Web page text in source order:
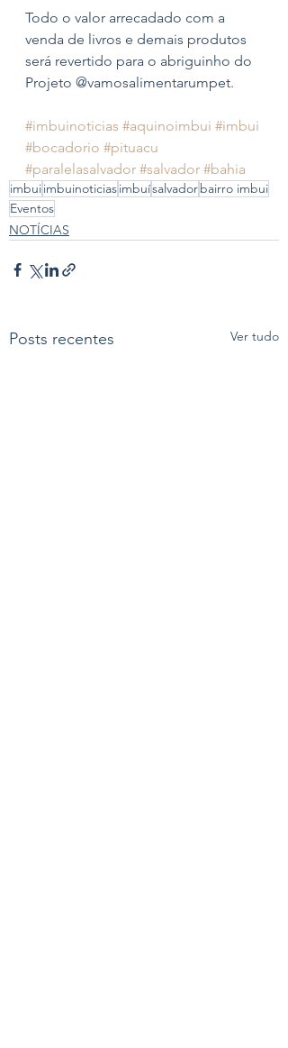
Todo o valor arrecadado com a
venda de livros e demais produtos
será revertido para o abriguinho do
Projeto @vamosalimentarumpet.
#imbuinoticias #aquinoimbui #imbui
#bocadorio #pituacu
#paralelasalvador #salvador #bahia
imbuiimbuinoticiasimbuísalvadorbairro imbui
Eventos
NOTÍCIAS
Posts recentes Ver tudo